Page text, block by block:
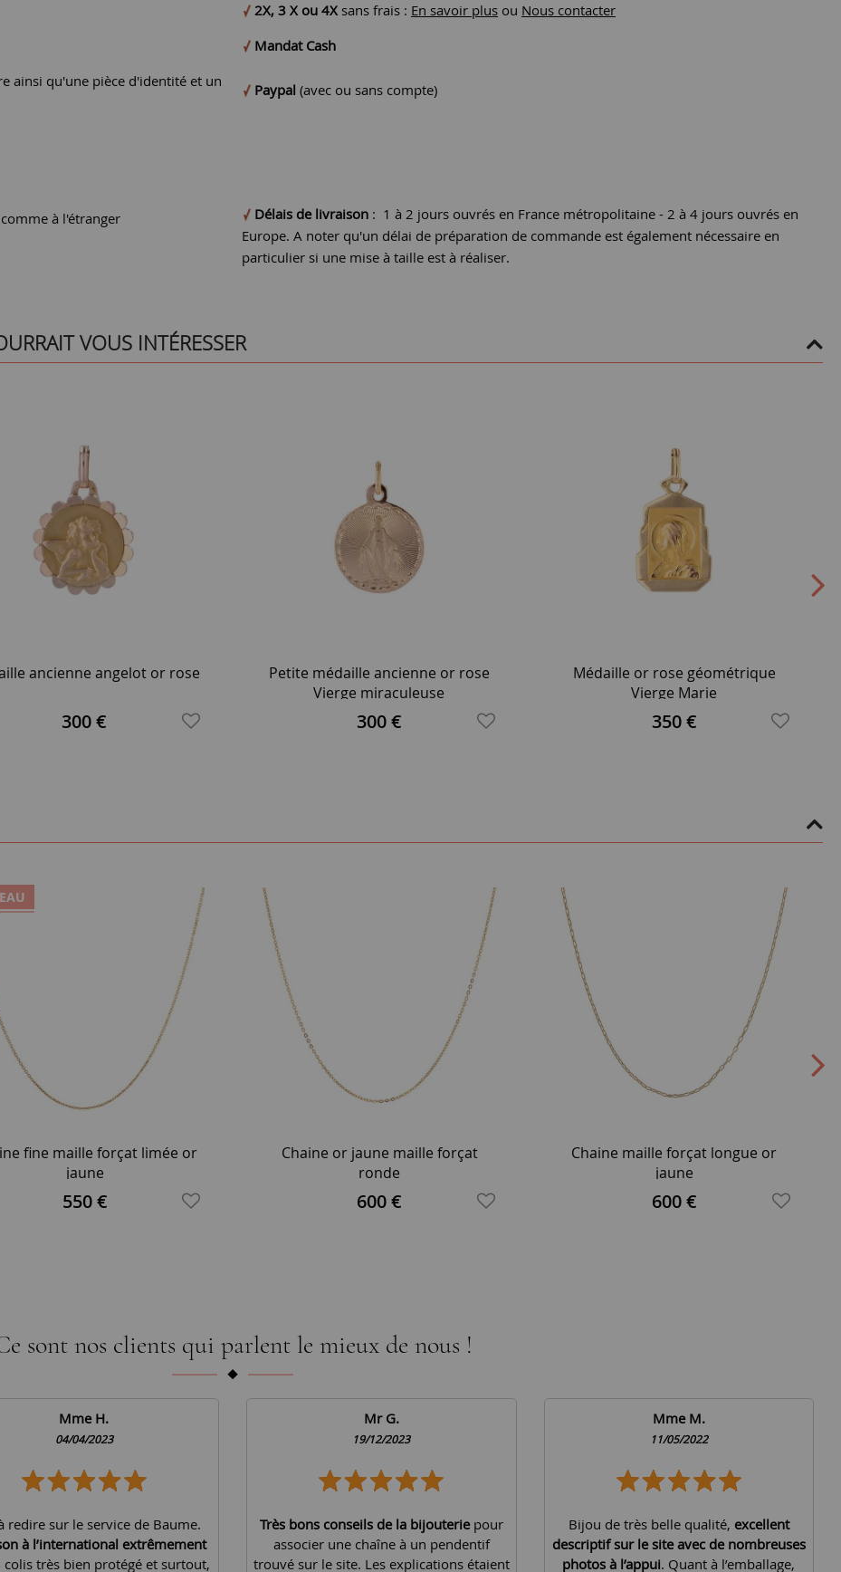
2X, 3 X ou 4Xsans frais : En savoir plus ou Nous contacter
Mandat Cash
ainsi qu'une pièce d'identité et un
Paypal (avec ou sans compte)
à l'étranger Délais de livraison : 1 à 2 jours ouvrés en France métropolitaine - 2 à 4 jours ouvrés en
Europe. A noter qu'un délai de préparation de commande est également nécessaire en
particulier si une mise à taille est à réaliser.
VOUS INTÉRESSER
ancienne angelot or rose
300 €
Petite médaille ancienne or rose
Vierge miraculeuse
300 €
Médaille or rose géométrique
Vierge Marie
350 €
fine maille forçat limée or
jaune
550 €
Chaine or jaune maille forçat
ronde
600 €
Chaine maille forçat longue or
jaune
600 €
sont nos clients qui parlent le mieux de nous !
Mme H.
04/04/2023
redire sur le service de Baume.
à l’international extrêmement
colis très bien protégé et surtout,
Mr G.
19/12/2023
Très bons conseils de la bijouteriepour
associer une chaîne à un pendentif
trouvé sur le site. Les explications étaient
Mme M.
11/05/2022
Bijou de très belle qualité, excellent
descriptif sur le site avec de nombreuses
photos à l’appui. Quant à l’emballage,